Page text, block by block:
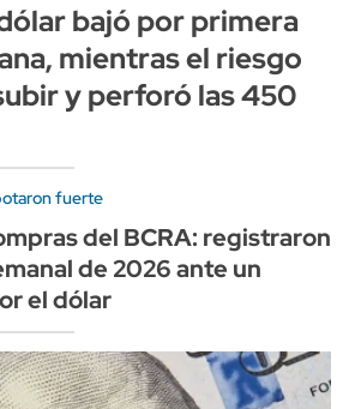
bajó por primera
mientras el riesgo
y perforó las 450
fuerte
del BCRA: registraron
de 2026 ante un
el dólar